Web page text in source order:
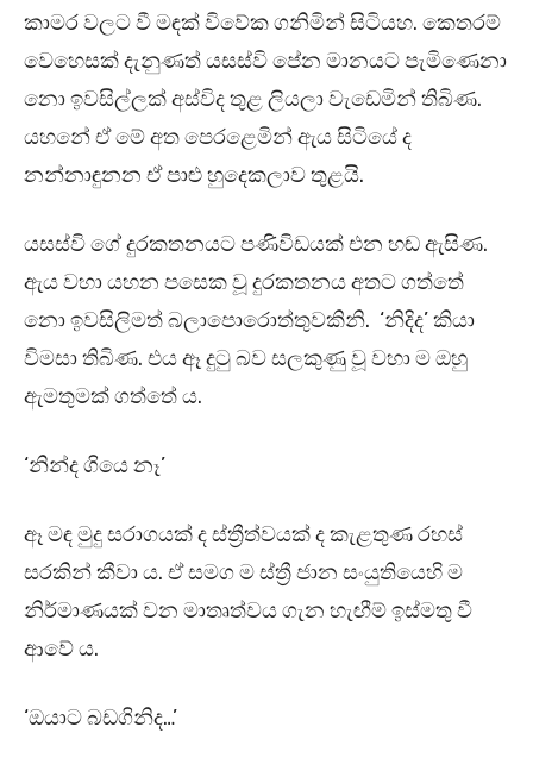
කාමර වලට වී මඳක් විවේක ගනිමින් සිටියහ. කෙතරම්
වෙහෙසක් දැනුණත් යසස්වි පේන මානයට පැමිණෙනා
නො ඉවසිල්ලක් අස්විද තුළ ලියලා වැඩෙමින් තිබිණ.
යහනේ ඒ මේ අත පෙරළෙමින් ඇය සිටියේ ද
නන්නාඳුනන ඒ පාළු හුදෙකලාව තුළයි.
යසස්වි ගේ දුරකතනයට පණිවිඩයක් එන හඬ ඇසිණ.
ඇය වහා යහන පසෙක වූ දුරකතනය අතට ගත්තේ
නො ඉවසිලිමත් බලාපොරොත්තුවකිනි. ‘නිදිද’ කියා
විමසා තිබිණ. එය ඈ දුටු බව සලකුණු වූ වහා ම ඔහු
ඇමතුමක් ගත්තේ ය.
‘නින්ද ගියෙ නෑ’
ඈ මඳ මුදු සරාගයක් ද ස්ත්‍රීත්වයක් ද කැළතුණ රහස්
සරකින් කීවා ය. ඒ සමග ම ස්ත්‍රී ජාන සංයුතියෙහි ම
නිර්මාණයක් වන මාතෘත්වය ගැන හැඟීම් ඉස්මතු වී
ආවේ ය.
‘ඔයාට බඩගිනිද…’